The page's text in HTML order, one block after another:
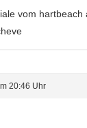
vom hartbeach
20:46 Uhr